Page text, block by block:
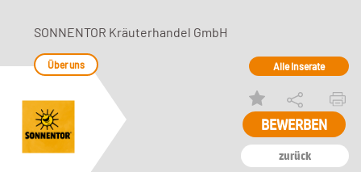
zurück
SONNENTOR Kräuterhandel GmbH
Über uns Alle Inserate